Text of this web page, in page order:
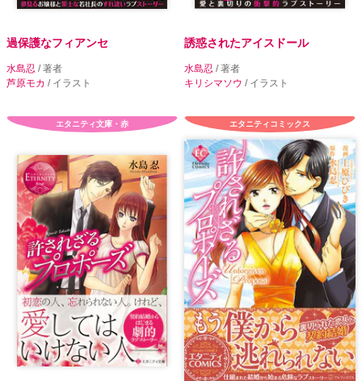
過保護なフィアンセ
水島忍 / 著者
芦原モカ / イラスト
誘惑されたアイスドール
水島忍 / 著者
キリシマソウ / イラスト
エタニティ文庫・赤 エタニティコミックス